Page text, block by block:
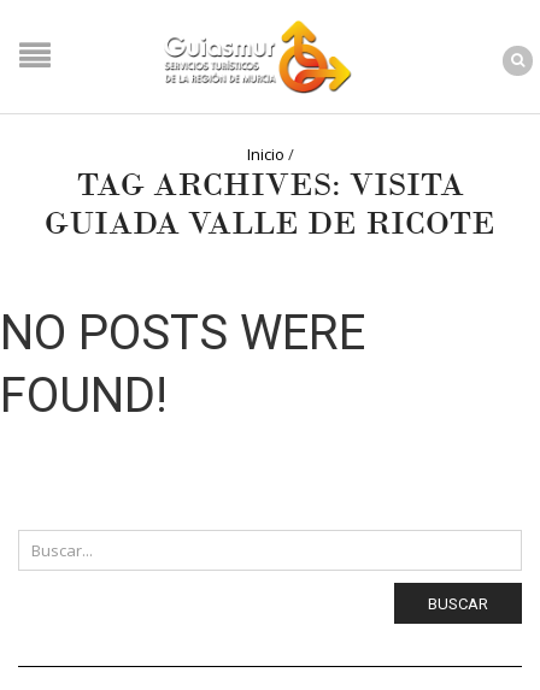
Inicio /
TAG ARCHIVES: VISITA
GUIADA VALLE DE RICOTE
NO POSTS WERE
FOUND!
BUSCAR